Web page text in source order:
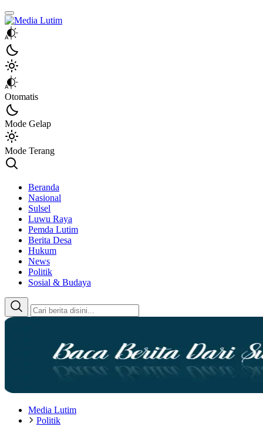
Media Lutim
Info untuk Lutim
Otomatis
Mode Gelap
Mode Terang
Beranda
Nasional
Sulsel
Luwu Raya
Pemda Lutim
Berita Desa
Hukum
News
Politik
Sosial & Budaya
Media Lutim
Politik